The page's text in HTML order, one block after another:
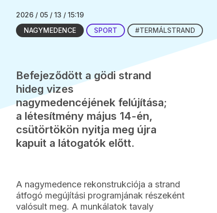
2026 / 05 / 13 / 15:19
NAGYMEDENCE
SPORT #TERMÁLSTRAND
Befejeződött a gödi strand
hideg vizes
nagymedencéjének felújítása;
a létesítmény május 14-én,
csütörtökön nyitja meg újra
kapuit a látogatók előtt.
A nagymedence rekonstrukciója a strand
átfogó megújítási programjának részeként
valósult meg. A munkálatok tavaly